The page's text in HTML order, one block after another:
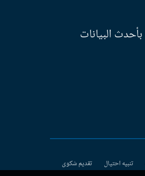
بأحدث البيانات
تنبيه احتيال تقديم شكوى